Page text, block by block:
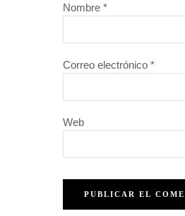
Nombre *
Correo electrónico *
Web